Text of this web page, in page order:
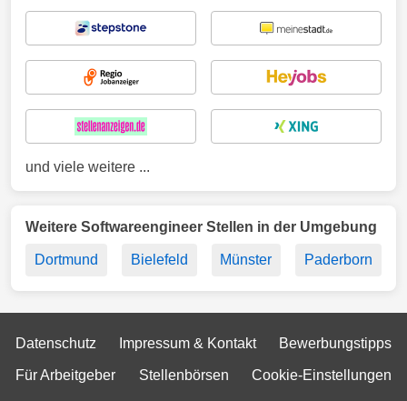
und viele weitere ...
Weitere Softwareengineer Stellen in der Umgebung
Dortmund Bielefeld Münster Paderborn
Datenschutz Impressum & Kontakt Bewerbungstipps
Für Arbeitgeber Stellenbörsen Cookie-Einstellungen